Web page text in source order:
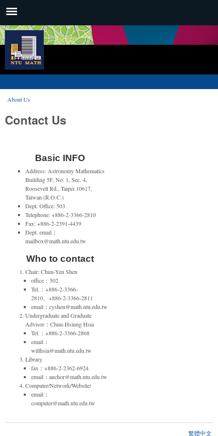
Main menu
臺
大
數
學
系
You are here
About Us
Contact Us
Basic INFO
Address: Astronomy Mathematics
Building 5F, No. 1, Sec. 4,
Roosevelt Rd., Taipei 10617,
Taiwan (R.O.C.)
Dept. Office: 503
Telephone: +886-2-3366-2810
Fax: +886-2-2391-4439
Dept. email：
mailbox@math.ntu.edu.tw
Who to contact
Chair: Chun-Yen Shen
office：502
Tel.：+886-2-3366-
2810、+886-2-3366-2811
email：cyshen@math.ntu.edu.tw
Undergraduate and Graduate
Advisor：Chun-Hsiung Hsia
Tel.：+886-2-3366-2868
email：
willhsia@math.ntu.edu.tw
Library
fax：+886-2-2362-6924
email：anchor@math.ntu.edu.tw
Computer/Network/Website/
email：
computer@math.ntu.edu.tw
繁體中文